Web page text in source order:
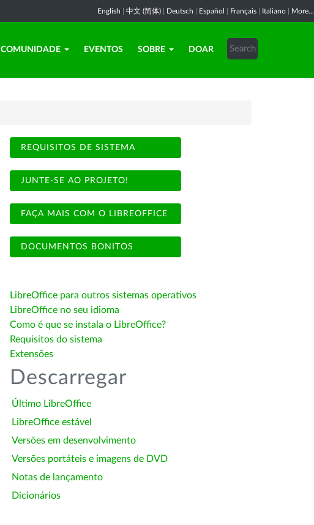
English 中文 (简体) Deutsch Español Français Italiano More...
COMUNIDADE EVENTOS SOBRE DOAR
REQUISITOS DE SISTEMA
JUNTE-SE AO PROJETO!
FAÇA MAIS COM O LIBREOFFICE
DOCUMENTOS BONITOS
LibreOffice para outros sistemas operativos
LibreOffice no seu idioma
Como é que se instala o LibreOffice?
Requisitos do sistema
Extensões
Descarregar
Último LibreOffice
LibreOffice estável
Versões em desenvolvimento
Versões portáteis e imagens de DVD
Notas de lançamento
Dicionários